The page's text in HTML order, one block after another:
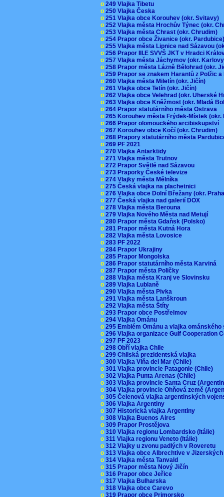
o 249 Vlajka Tibetu
o 250 Vlajka Česka
o 251 Vlajka obce Korouhev (okr. Svitavy)
o 252 Vlajka města Hrochův Týnec (okr.
o 253 Vlajka města Chrast (okr. Chrudim)
o 254 Prapor obce Živanice (okr.
o 255 Vlajka města Lipnice nad Sázavou
o 256 Prapor III.E SVVŠ JKT v Hradci
o 257 Vlajka města Jáchymov (okr.
o 258 Prapor města Lázně Bělohrad (okr.
o 259 Prapor se znakem Harantů z Polžic
o 260 Vlajka města Miletín (okr. Jičín)
o 261 Vlajka obce Tetín (okr. Jičín)
o 262 Vlajka obce Velehrad (okr. Uherské
o 263 Vlajka obce Kněžmost (okr. Mladá
o 264 Prapor statutárního města Ostrava
o 265 Korouhev města Frýdek-Místek
o 266 Prapor olomouckého arcibiskupství
o 267 Korouhev obce Kočí (okr. Chrudim)
o 268 Prapory statutárního města
o 269 PF 2021
o 270 Vlajka Antarktidy
o 271 Vlajka města Trutnov
o 272 Prapor Světlé nad Sázavou
o 273 Praporky České televize
o 274 Vlajky města Mělníka
o 275 Česká vlajka na plachetnici
o 276 Vlajka obce Dolní Břežany (okr.
o 277 Česká vlajka nad galerií DOX
o 278 Vlajka města Berouna
o 279 Vlajka Nového Města nad Metují
o 280 Prapor města Gdaňsk (Polsko)
o 281 Prapor města Kutná Hora
o 282 Vlajka města Lovosice
o 283 PF 2022
o 284 Prapor Ukrajiny
o 285 Prapor Mongolska
o 286 Prapor statutárního města Karviná
o 287 Prapor města Poličky
o 288 Vlajka města Kranj ve Slovinsku
o 289 Vlajka Lublaně
o 290 Vlajka města Pivka
o 291 Vlajka města Lanškroun
o 292 Vlajka města Štíty
o 293 Prapor obce Postřelmov
o 294 Vlajka Ománu
o 295 Emblém Ománu a vlajka
o 296 Vlajka organizace Gulf Cooperation
o 297 PF 2023
o 298 Obří vlajka Chile
o 299 Chilská prezidentská vlajka
o 300 Vlajka Viňa del Mar (Chile)
o 301 Vlajka provincie Patagonie (Chile)
o 302 Vlajka Punta Arenas (Chile)
o 303 Vlajka provincie Santa Cruz
o 304 Vlajka provincie Ohňová země
o 305 Čelenová vlajka argentinských
o 306 Vlajka Argentiny
o 307 Historická vlajka Argentiny
o 308 Vlajka Buenos Aires
o 309 Prapor Prostějova
o 310 Vlajka regionu Lombardsko (Itálie)
o 311 Vlajka regionu Veneto (Itálie)
o 312 Vlajky u zvonu padlých v Roveretu
o 313 Vlajka obce Albrechtive v
o 314 Vlajka města Tanvald
o 315 Prapor města Nový Jičín
o 316 Prapor obce Jeřice
o 317 Vlajka Bulharska
o 318 Vlajka obce Carevo
o 319 Prapor obce Primorsko